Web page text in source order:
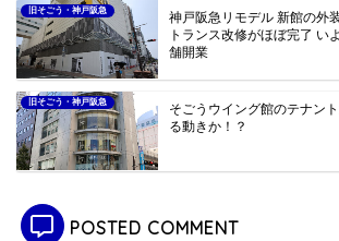
旧そごう・神戸阪急
神戸阪急リモデル 新館の外
トランス改修がほぼ完了 い
舗開業
旧そごう・神戸阪急
そごうウイング館のテナン
る動きか！？
POSTED COMMENT